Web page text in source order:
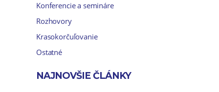
Konferencie a semináre
Rozhovory
Krasokorčuľovanie
Ostatné
NAJNOVŠIE ČLÁNKY